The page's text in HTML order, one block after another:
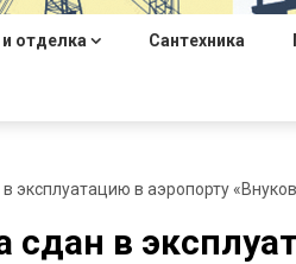
отделка Сантехника
эксплуатацию в аэропорту
сдан в